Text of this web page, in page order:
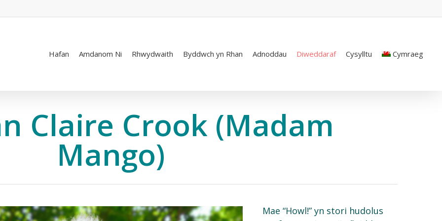
Hafan Amdanom Ni Rhwydwaith Byddwch yn Rhan Adnoddau Diweddaraf Cysylltu Cymraeg
Claire Crook (Madam
Mango)
Mae “Howl!”yn stori hudolus